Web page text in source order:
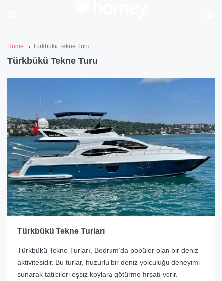
Home Türkbükü Tekne Turu
Türkbükü Tekne Turu
Türkbükü Tekne Turları
Türkbükü Tekne Turları, Bodrum’da popüler olan bir deniz
aktivitesidir. Bu turlar, huzurlu bir deniz yolculuğu deneyimi
sunarak tatilcileri eşsiz koylara götürme fırsatı verir.